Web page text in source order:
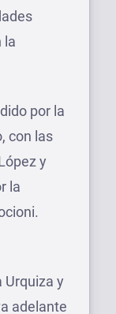
la
por la
con las
y
la
Urquiza y
adelante